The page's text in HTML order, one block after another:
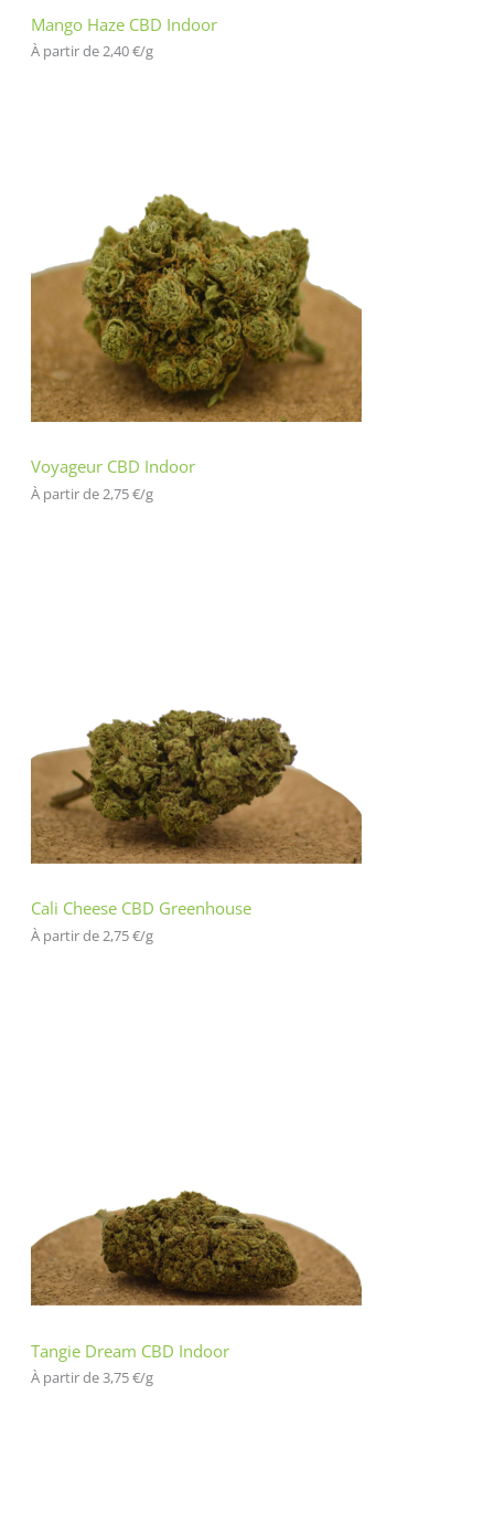
Mango Haze CBD Indoor
À partir de 2,40€/g
Voyageur CBD Indoor
À partir de 2,75€/g
Cali Cheese CBD Greenhouse
À partir de 2,75€/g
Tangie Dream CBD Indoor
À partir de 3,75€/g